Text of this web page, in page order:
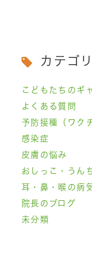
カテゴ
こどもたちのギ
よくある質問
予防接種（ワク
感染症
皮膚の悩み
おしっこ・うん
耳・鼻・喉の病
院長のブログ
未分類